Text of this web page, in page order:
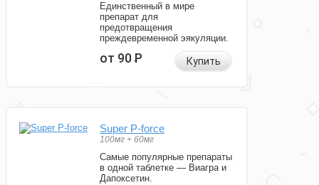
Единственный в мире
препарат для
предотвращения
преждевременной эякуляции.
от 90Р Купить
Super P-force
100мг + 60мг
Самые популярные препараты
в одной таблетке — Виагра и
Дапоксетин.